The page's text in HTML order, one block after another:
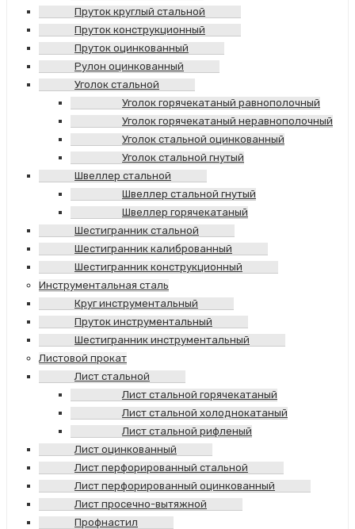
Пруток круглый стальной
Пруток конструкционный
Пруток оцинкованный
Рулон оцинкованный
Уголок стальной
Уголок горячекатаный равнополочный
Уголок горячекатаный неравнополочный
Уголок стальной оцинкованный
Уголок стальной гнутый
Швеллер стальной
Швеллер стальной гнутый
Швеллер горячекатаный
Шестигранник стальной
Шестигранник калиброванный
Шестигранник конструкционный
Инструментальная сталь
Круг инструментальный
Пруток инструментальный
Шестигранник инструментальный
Листовой прокат
Лист стальной
Лист стальной горячекатаный
Лист стальной холоднокатаный
Лист стальной рифленый
Лист оцинкованный
Лист перфорированный стальной
Лист перфорированный оцинкованный
Лист просечно-вытяжной
Профнастил